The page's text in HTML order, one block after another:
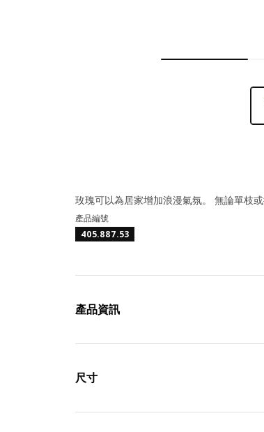
玫瑰可以為居家增加浪漫氣氛。 無論單枝
產品編號
405.887.53
產品資訊
尺寸